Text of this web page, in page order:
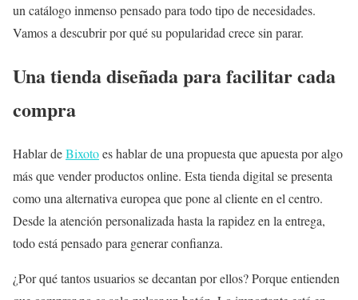
un catálogo inmenso pensado para todo tipo de necesidades.
Vamos a descubrir por qué su popularidad crece sin parar.
Una tienda diseñada para facilitar cada
compra
Hablar deBixotoes hablar de una propuesta que apuesta por algo
más que vender productos online. Esta tienda digital se presenta
como una alternativa europea que pone al cliente en el centro.
Desde la atención personalizada hasta la rapidez en la entrega,
todo está pensado para generar confianza.
¿Por qué tantos usuarios se decantan por ellos? Porque entienden